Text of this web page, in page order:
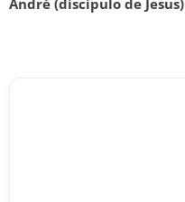
André (discípulo de Jesus)